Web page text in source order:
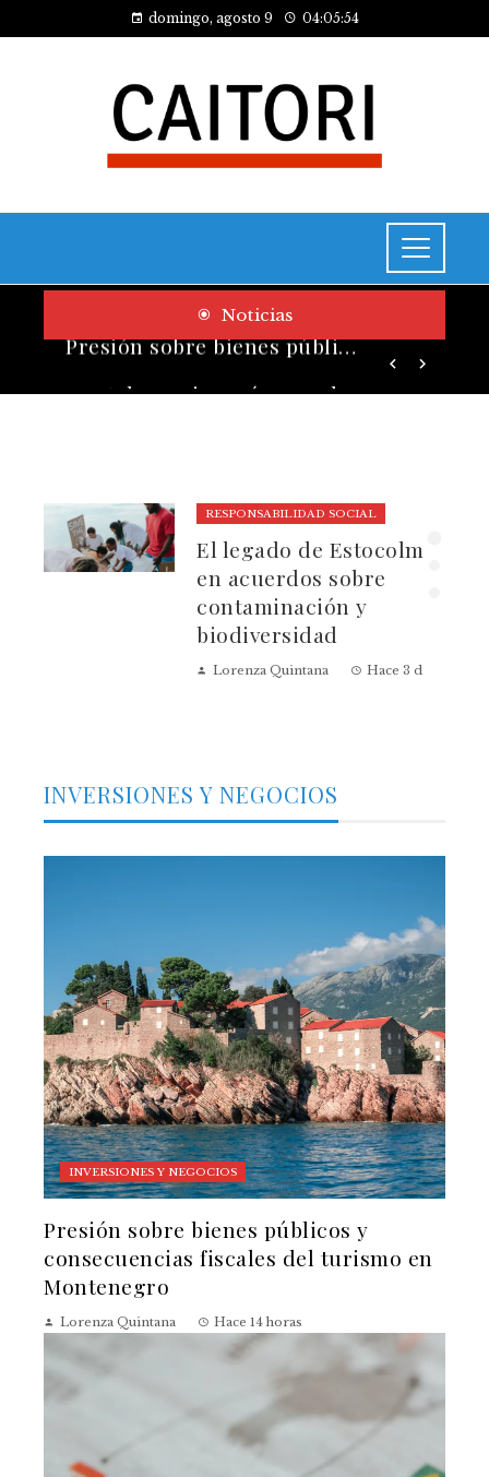
domingo, agosto 9 04:05:55
Noticias
Presión sobre bienes públicos y consecuencias fiscales del turismo en Montenegro
RESPONSABILIDAD SOCIAL
El legado de Estocolmo
en acuerdos sobre
contaminación y
biodiversidad
Lorenza Quintana Hace 3 días
INVERSIONES Y NEGOCIOS
INVERSIONES Y NEGOCIOS
Presión sobre bienes públicos y
consecuencias fiscales del turismo en
Montenegro
Lorenza Quintana Hace 14 horas